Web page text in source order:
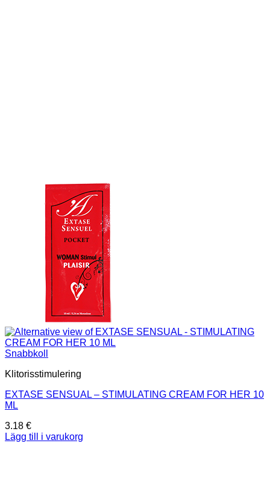
Snabbkoll
Klitorisstimulering
EXTASE SENSUAL – STIMULATING CREAM FOR HER 10
ML
3.18 €
Lägg till i varukorg